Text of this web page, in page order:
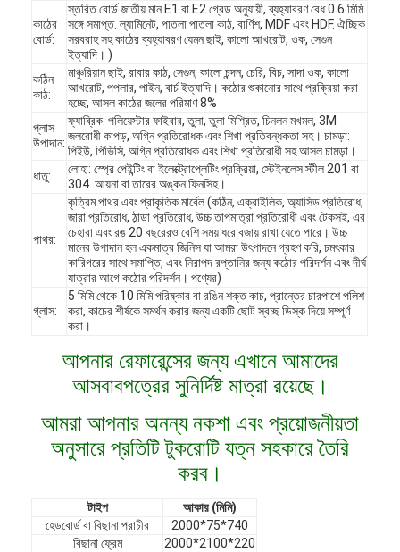
বাড়ি
ভিডিও
কাঠের
বোর্ড:
স্তরিত বোর্ড জাতীয় মান E1 বা E2 গ্রেড অনুযায়ী, ব্যহ্যাবরণ বেধ 0.6 মিমি
সঙ্গে সমাপ্ত. ল্যামিনেট, পাতলা পাতলা কাঠ, বার্ণিশ, MDF এবং HDF. ঐচ্ছিক
সরবরাহ সহ কাঠের ব্যহ্যাবরণ যেমন ছাই, কালো আখরোট, ওক, সেগুন
ইত্যাদি। )
কঠিন
কাঠ:
মাঞ্চুরিয়ান ছাই, রাবার কাঠ, সেগুন, কালো চন্দন, চেরি, বিচ, সাদা ওক, কালো
আখরোট, পপলার, পাইন, বার্চ ইত্যাদি। কঠোর শুকানোর সাথে প্রক্রিয়া করা
হচ্ছে, আসল কাঠের জলের পরিমাণ 8%
প্লাস
উপাদান:
ফ্যাব্রিক: পলিয়েস্টার ফাইবার, তুলা, তুলা মিশ্রিত, চিনলন মখমল, 3M
জলরোধী কাপড়, অগ্নি প্রতিরোধক এবং শিখা প্রতিবন্ধকতা সহ। চামড়া:
পিইউ, পিভিসি, অগ্নি প্রতিরোধক এবং শিখা প্রতিরোধী সহ আসল চামড়া।
ধাতু:
লোহা: স্প্রে পেইন্টিং বা ইলেক্ট্রোপ্লেটিং প্রক্রিয়া, স্টেইনলেস স্টীল 201 বা
304. আয়না বা তারের অঙ্কন ফিনসিহ।
পাথর:
কৃত্রিম পাথর এবং প্রাকৃতিক মার্বেল (কঠিন, এক্রাইলিক, অ্যাসিড প্রতিরোধ,
জারা প্রতিরোধ, ঠান্ডা প্রতিরোধ, উচ্চ তাপমাত্রা প্রতিরোধী এবং টেকসই, এর
চেহারা এবং রঙ 20 বছরেরও বেশি সময় ধরে বজায় রাখা যেতে পারে। উচ্চ
মানের উপাদান হল একমাত্র জিনিস যা আমরা উৎপাদনে গ্রহণ করি, চমৎকার
কারিগরের সাথে সমাপ্তি, এবং নিরাপদ রপ্তানির জন্য কঠোর পরিদর্শন এবং দীর্ঘ
যাত্রার আগে কঠোর পরিদর্শন। পণ্যের)
গ্লাস:
5 মিমি থেকে 10 মিমি পরিষ্কার বা রঙিন শক্ত কাচ, প্রান্তের চারপাশে পলিশ
করা, কাচের শীর্ষকে সমর্থন করার জন্য একটি ছোট স্বচ্ছ ডিস্ক দিয়ে সম্পূর্ণ
করা।
আপনার রেফারেন্সের জন্য এখানে আমাদের
আসবাবপত্রের সুনির্দিষ্ট মাত্রা রয়েছে।
আমরা আপনার অনন্য নকশা এবং প্রয়োজনীয়তা
অনুসারে প্রতিটি টুকরোটি যত্ন সহকারে তৈরি
করব।
টাইপ
আকার (মিমি)
হেডবোর্ড বা বিছানা প্রাচীর
2000*75*740
বিছানা ফ্রেম
2000*2100*220